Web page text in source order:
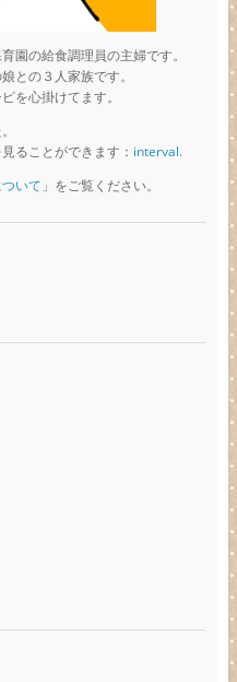
園の給食調理員の主婦です。
との３人家族です。
を心掛けてます。
ることができます： interval.
いて 」をご覧ください。